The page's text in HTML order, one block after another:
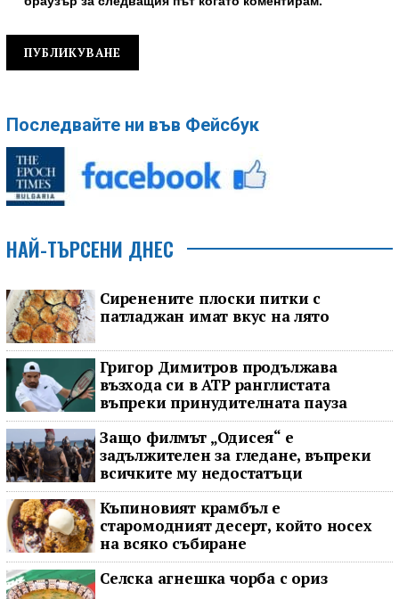
Последвайте ни във Фейсбук
НАЙ-ТЪРСЕНИ ДНЕС
Сиренените плоски питки с
патладжан имат вкус на лято
Григор Димитров продължава
възхода си в ATP ранглистата
въпреки принудителната пауза
Защо филмът „Одисея“ е
задължителен за гледане, въпреки
всичките му недостатъци
Къпиновият крамбъл е
старомодният десерт, който носех
на всяко събиране
Селска агнешка чорба с ориз